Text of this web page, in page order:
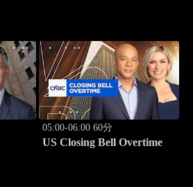
05:00-06:00 60分
US Closing Bell Overtime